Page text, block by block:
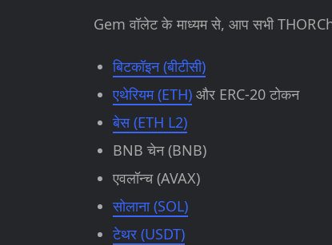
Gem वॉलेट के माध्यम से, आप सभी
बिटकॉइन (बीटीसी)
एथेरियम (ETH) और ERC-20 टोकन
बेस (ETH L2)
BNB चेन (BNB)
एवलॉन्च (AVAX)
सोलाना (SOL)
टेथर (USDT)